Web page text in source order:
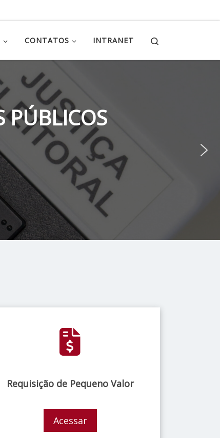
CONTATOS INTRANET
PÚBLICOS
Requisição de Pequeno Valor
Acessar